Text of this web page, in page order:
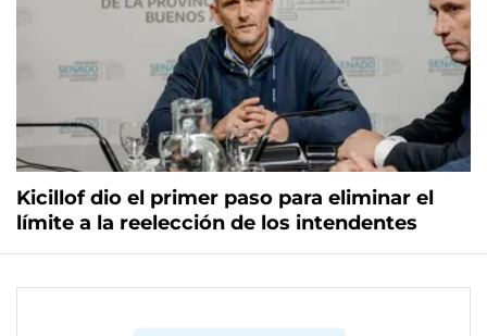
Kicillof dio el primer paso para eliminar el
límite a la reelección de los intendentes